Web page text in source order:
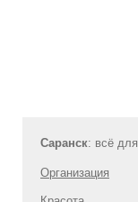
Саранск: всё
Организация